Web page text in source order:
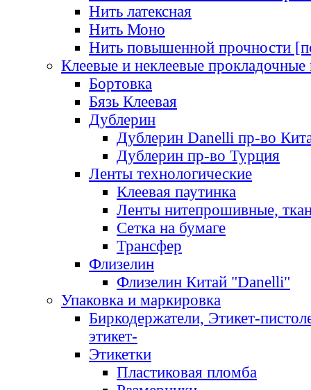
Нить латексная
Нить Моно
Нить повышенной прочности
Клеевые и неклеевые прокладочные
Бортовка
Бязь Клеевая
Дублерин
Дублерин Danelli пр-во
Дублерин пр-во Турция
Ленты технологические
Клеевая паутинка
Ленты нитепрошивные,
Сетка на бумаге
Трансфер
Флизелин
Флизелин Китай "Danelli"
Упаковка и маркировка
Биркодержатели, Этикет-
этикет-
Этикетки
Пластиковая пломба